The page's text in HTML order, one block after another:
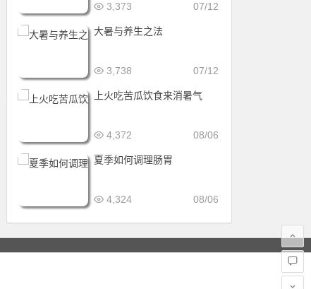
07/12
3,373
大暑与养生之法
07/12
3,738
上火吃苦瓜饮食来消暑气
08/06
4,372
夏季如何调理肠胃
08/06
4,324